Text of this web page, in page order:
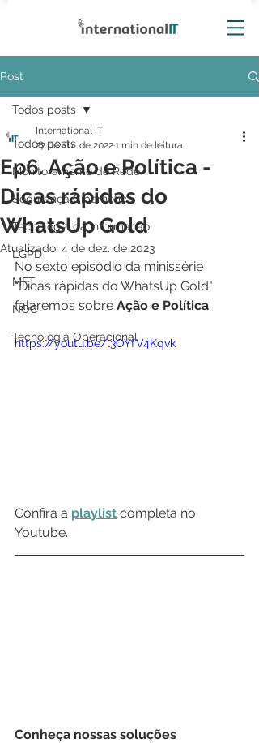
Post
Todos posts
Monitoramento de Rede
Segurança Cibernética
Tecnologia da Informação
LGPD
MFT
NOC
Tecnologia Operacional
Todos posts
Ep6. Ação e Política -
Dicas rápidas do
WhatsUp Gold
International IT
27 de abr. de 20221 min de leitura
Atualizado: 4 de dez. de 2023
No sexto episódio da minissérie
"Dicas rápidas do WhatsUp Gold"
falaremos sobre Ação e Política.
https://youtu.be/l3OYfV4Kqvk
Confira a playlist completa no
Youtube.
Conheça nossas soluções